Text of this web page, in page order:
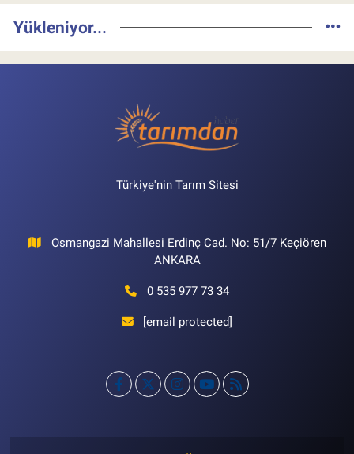
Yükleniyor...
Türkiye'nin Tarım Sitesi
Osmangazi Mahallesi Erdinç Cad. No: 51/7 Keçiören
ANKARA
0 535 977 73 34
[email protected]